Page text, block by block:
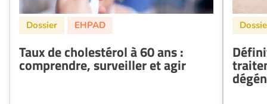
Taux de cholestérol à 60 ans :
comprendre, surveiller et agir